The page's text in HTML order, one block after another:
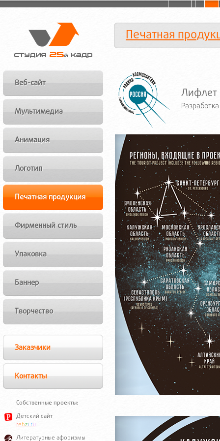
Печатная
Веб-сайт
Мультимедиа
Анимация
Логотип
Печатная продукция
Фирменный стиль
Упаковка
Баннер
Творчество
Заказчики
Контакты
Собственные проекты:
Детский сайт
rebzi.ru
Литературные афоризмы
Лифлет